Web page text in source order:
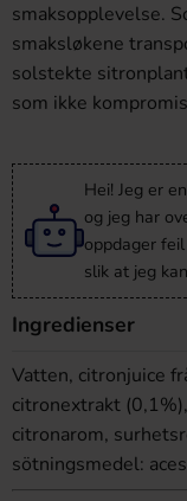
smaksopplevelse.
smaksløkene
solstekte
som ikke
Hei! Jeg er
og jeg har
oppdager
slik at jeg
Ingredienser
Vatten, citronjuice
citronextrakt
citronarom,
sötningsmedel: